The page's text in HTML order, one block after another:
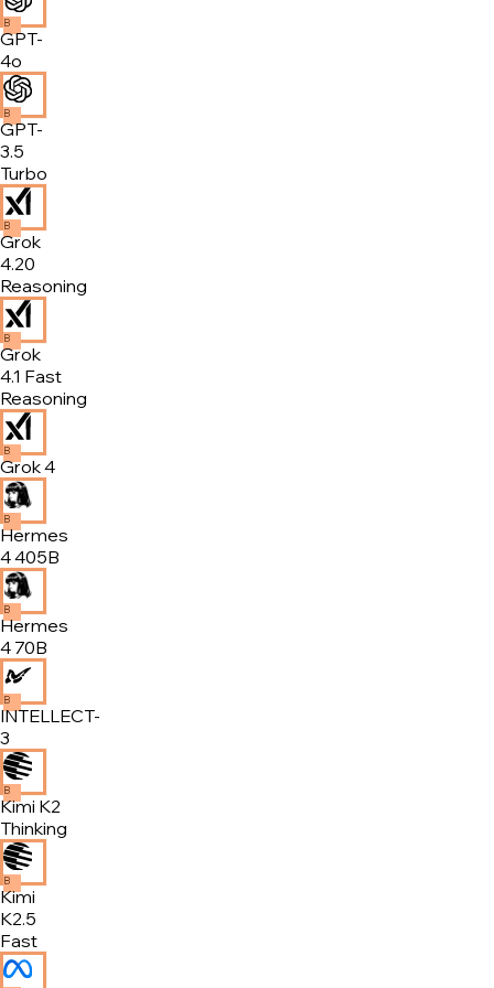
B
GPT-
4o
B
GPT-
3.5
Turbo
B
Grok
4.20
Reasoning
B
Grok
4.1 Fast
Reasoning
B
Grok 4
B
Hermes
4 405B
B
Hermes
4 70B
B
INTELLECT-
3
B
Kimi K2
Thinking
B
Kimi
K2.5
Fast